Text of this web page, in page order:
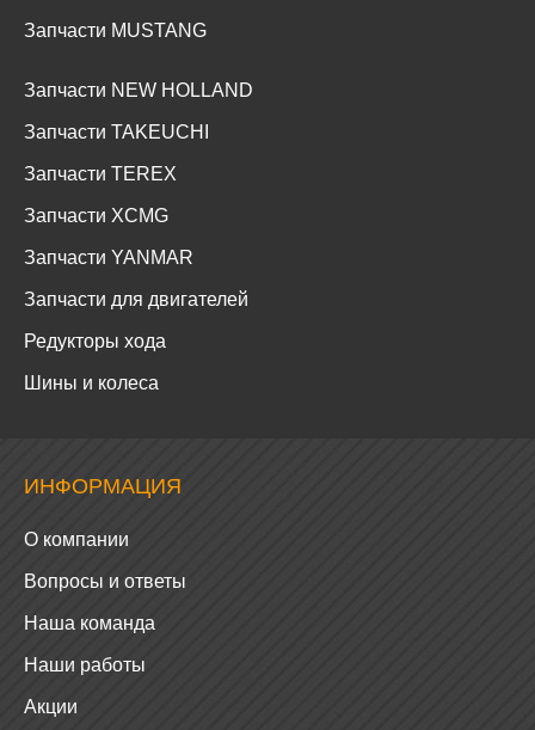
Запчасти MUSTANG
Запчасти NEW HOLLAND
Запчасти TAKEUCHI
Запчасти TEREX
Запчасти XCMG
Запчасти YANMAR
Запчасти для двигателей
Редукторы хода
Шины и колеса
ИНФОРМАЦИЯ
О компании
Вопросы и ответы
Наша команда
Наши работы
Акции